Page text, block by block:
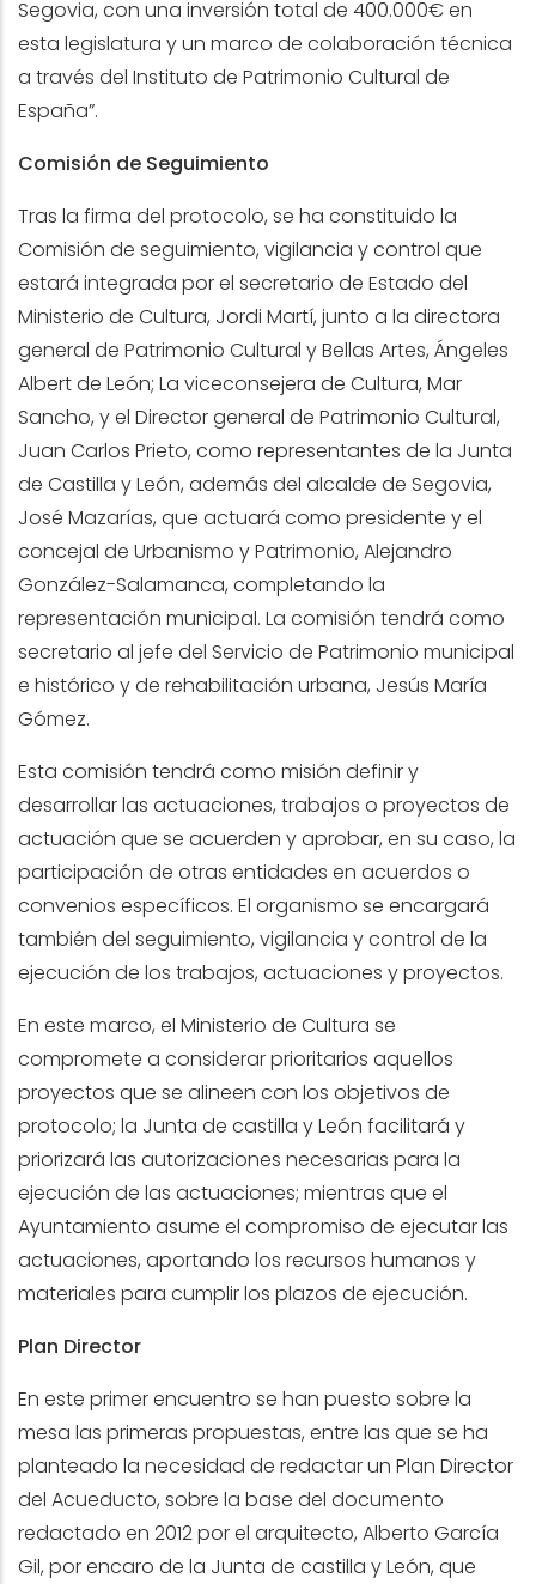
Segovia, con una inversión total de 400.000€ en
esta legislatura y un marco de colaboración técnica
a través del Instituto de Patrimonio Cultural de
España”.
Comisión de Seguimiento
Tras la firma del protocolo, se ha constituido la
Comisión de seguimiento, vigilancia y control que
estará integrada por el secretario de Estado del
Ministerio de Cultura, Jordi Martí, junto a la directora
general de Patrimonio Cultural y Bellas Artes, Ángeles
Albert de León; La viceconsejera de Cultura, Mar
Sancho, y el Director general de Patrimonio Cultural,
Juan Carlos Prieto, como representantes de la Junta
de Castilla y León, además del alcalde de Segovia,
José Mazarías, que actuará como presidente y el
concejal de Urbanismo y Patrimonio, Alejandro
González-Salamanca, completando la
representación municipal. La comisión tendrá como
secretario al jefe del Servicio de Patrimonio municipal
e histórico y de rehabilitación urbana, Jesús María
Gómez.
Esta comisión tendrá como misión definir y
desarrollar las actuaciones, trabajos o proyectos de
actuación que se acuerden y aprobar, en su caso, la
participación de otras entidades en acuerdos o
convenios específicos. El organismo se encargará
también del seguimiento, vigilancia y control de la
ejecución de los trabajos, actuaciones y proyectos.
En este marco, el Ministerio de Cultura se
compromete a considerar prioritarios aquellos
proyectos que se alineen con los objetivos de
protocolo; la Junta de castilla y León facilitará y
priorizará las autorizaciones necesarias para la
ejecución de las actuaciones; mientras que el
Ayuntamiento asume el compromiso de ejecutar las
actuaciones, aportando los recursos humanos y
materiales para cumplir los plazos de ejecución.
Plan Director
En este primer encuentro se han puesto sobre la
mesa las primeras propuestas, entre las que se ha
planteado la necesidad de redactar un Plan Director
del Acueducto, sobre la base del documento
redactado en 2012 por el arquitecto, Alberto García
Gil, por encaro de la Junta de castilla y León, que